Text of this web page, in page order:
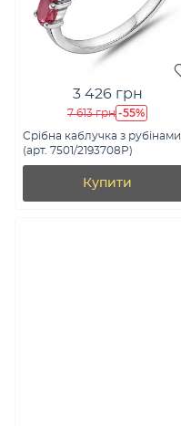
3 426 грн
7 613 грн -55%
Срібна каблучка з рубінами
(арт. 7501/2193708Р)
Купити